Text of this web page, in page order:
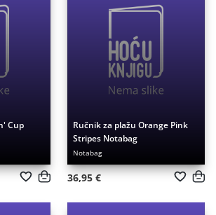
Cup
Ručnik za plažu Orange Pink
Stripes Notabag
Notabag
36,95 €